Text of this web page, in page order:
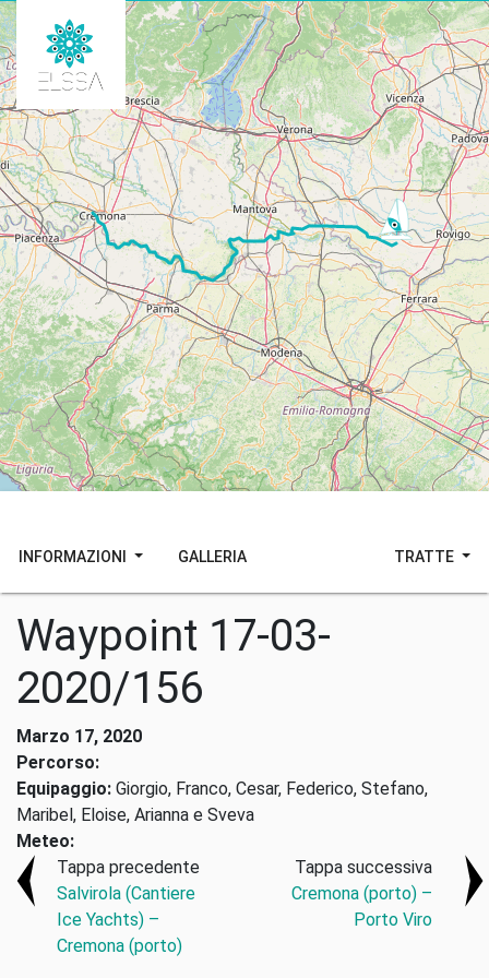
INFORMAZIONI GALLERIA TRATTE
Waypoint 17-03-
2020/156
Marzo 17, 2020
Percorso:
Equipaggio: Giorgio, Franco, Cesar, Federico, Stefano,
Maribel, Eloise, Arianna e Sveva
Meteo:
Tappa precedente
Salvirola (Cantiere
Ice Yachts) –
Cremona (porto)
Tappa successiva
Cremona (porto) –
Porto Viro